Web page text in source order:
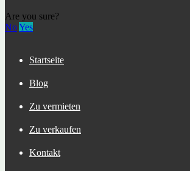
Are you sure?
NoYes
Startseite
Blog
Zu vermieten
Zu verkaufen
Kontakt
233000€
156000€
Neueste beiträge
Льорет-де-Мар (Lloret de Mar) –
Residence permit in Spain and
виды на горы и озера.